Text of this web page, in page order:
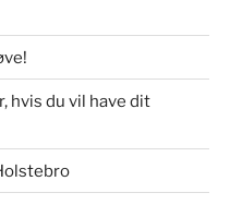
hvis du vil have dit